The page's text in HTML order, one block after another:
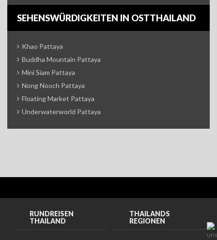
SEHENSWÜRDIGKEITEN IN OSTTHAILAND
Khao Pattaya
Buddha Mountain Pattaya
Mini Siam Pattaya
Nong Nooch Pattaya
Floating Market Pattaya
Underwaterworld Pattaya
RUNDREISEN
THAILAND
THAILANDS
REGIONEN